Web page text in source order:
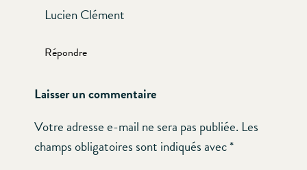
Lucien Clément
Répondre
Laisser un commentaire
Votre adresse e-mail ne sera pas publiée. Les
champs obligatoires sont indiqués avec*